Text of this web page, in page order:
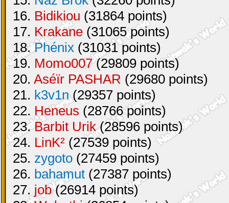
16. Bidikiou (31864 points)
17. Krakane (31065 points)
18.Phénix (31031 points)
19. Momo007(29809 points)
20. Aséïr PASHAR (29680 points)
21. k3v1n(29357 points)
22. Heneus (28766 points)
23.Barbit Urik(28596 points)
24. LinK² (27539 points)
25. zygoto (27459 points)
26. bahamut (27387 points)
27. job(26914 points)